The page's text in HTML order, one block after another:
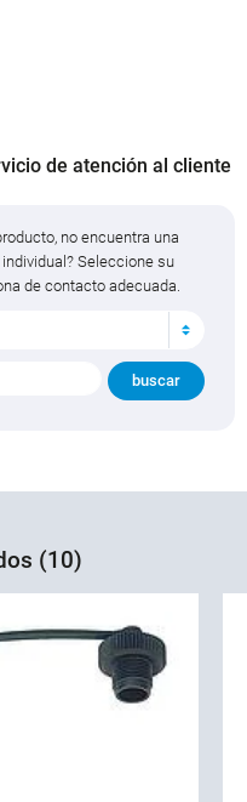
de atención al cliente
no encuentra una
Seleccione su
de contacto adecuada.
(10)